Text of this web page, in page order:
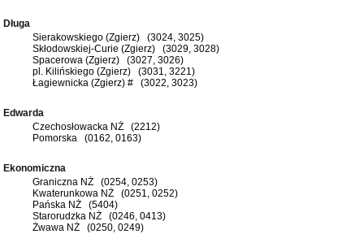
Długa
Sierakowskiego (Zgierz) (3024, 3025)
Skłodowskiej-Curie (Zgierz) (3029, 3028)
Spacerowa (Zgierz) (3027, 3026)
pl. Kilińskiego (Zgierz) (3031, 3221)
Łagiewnicka (Zgierz) # (3022, 3023)
Edwarda
Czechosłowacka NŻ (2212)
Pomorska (0162, 0163)
Ekonomiczna
Graniczna NŻ (0254, 0253)
Kwaterunkowa NŻ (0251, 0252)
Pańska NŻ (5404)
Starorudzka NŻ (0246, 0413)
Żwawa NŻ (0250, 0249)